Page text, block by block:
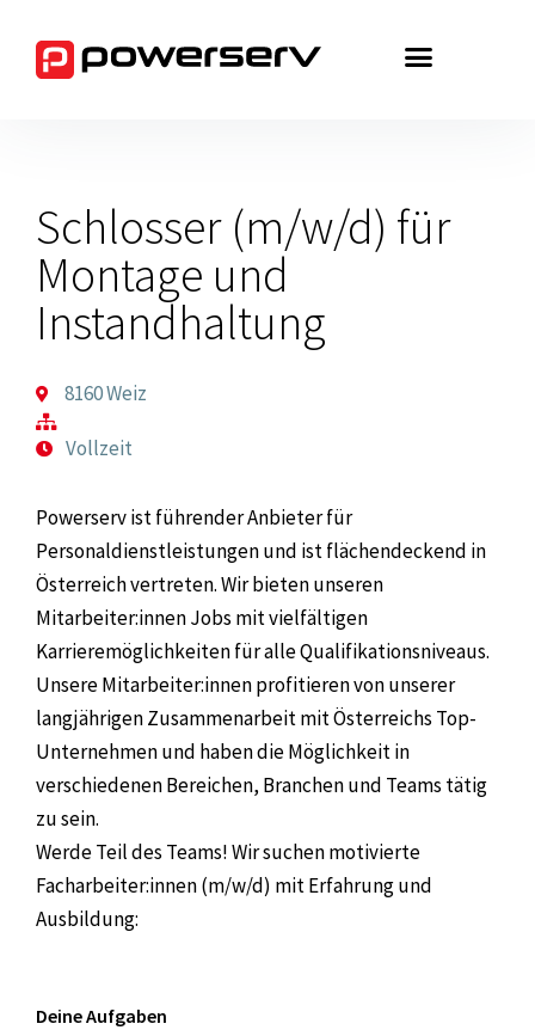
Inhalt
springen
Schlosser (m/w/d) für
Montage und
Instandhaltung
8160 Weiz
Vollzeit
Powerserv ist führender Anbieter für
Personaldienstleistungen und ist flächendeckend in
Österreich vertreten. Wir bieten unseren
Mitarbeiter:innen Jobs mit vielfältigen
Karrieremöglichkeiten für alle Qualifikationsniveaus.
Unsere Mitarbeiter:innen profitieren von unserer
langjährigen Zusammenarbeit mit Österreichs Top-
Unternehmen und haben die Möglichkeit in
verschiedenen Bereichen, Branchen und Teams tätig
zu sein.
Werde Teil des Teams! Wir suchen motivierte
Facharbeiter:innen (m/w/d) mit Erfahrung und
Ausbildung:
Deine Aufgaben